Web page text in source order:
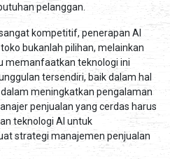
pelanggan.
kompetitif, penerapan AI
bukanlah pilihan, melainkan
memanfaatkan teknologi ini
tersendiri, baik dalam hal
meningkatkan pengalaman
penjualan yang cerdas harus
teknologi AI untuk
strategi manajemen penjualan